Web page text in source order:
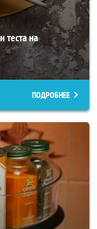
на
ПОДРОБНЕЕ